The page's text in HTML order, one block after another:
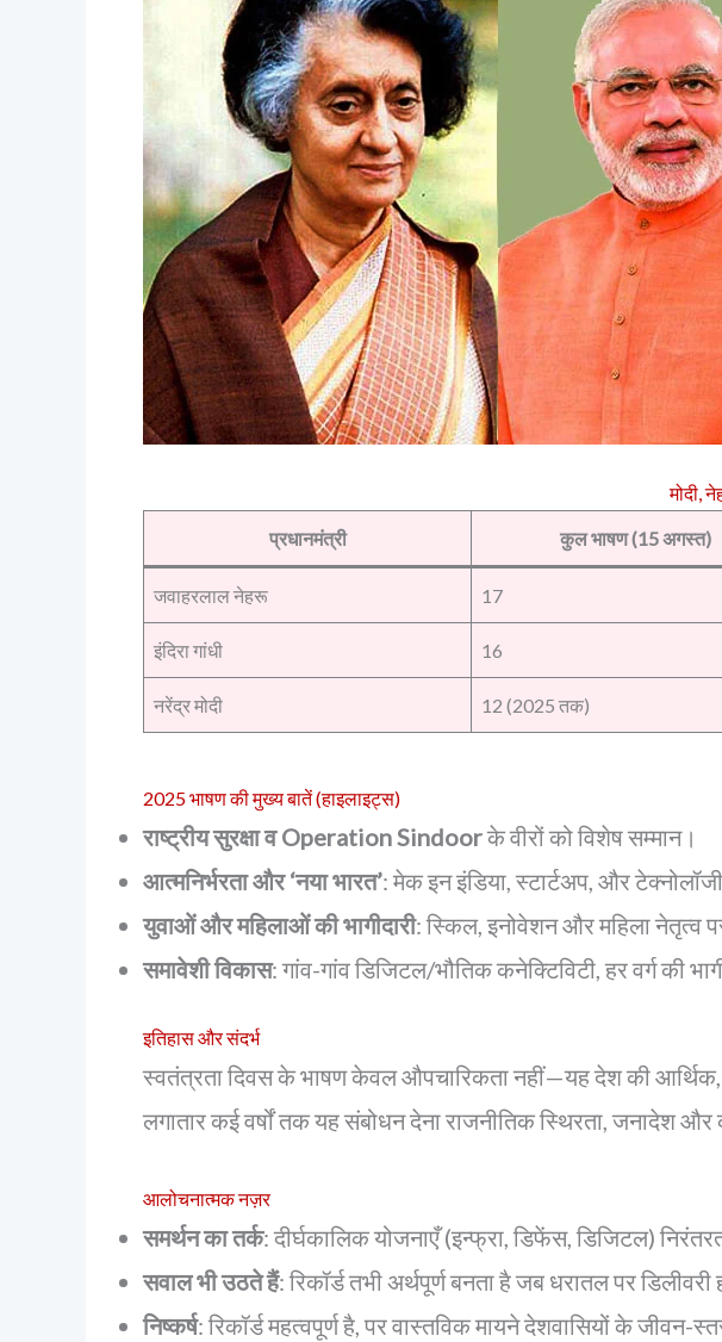
मोदी,
प्रधानमंत्री
कुल भाषण (15 अगस्त)
जवाहरलाल नेहरू 17
इंदिरा गांधी 16
नरेंद्र मोदी 12 (2025 तक)
2025 भाषण की मुख्य बातें (हाइलाइट्स)
राष्ट्रीय सुरक्षा व Operation Sindoorके वीरों को विशेष सम्मान।
आत्मनिर्भरता और ‘नया भारत’: मेक इन इंडिया, स्टार्टअप, और
युवाओं और महिलाओं की भागीदारी: स्किल, इनोवेशन और महिला नेतृत्व
समावेशी विकास: गांव-गांव डिजिटल/भौतिक कनेक्टिविटी, हर वर्ग की
इतिहास और संदर्भ
स्वतंत्रता दिवस के भाषण केवल औपचारिकता नहीं—यह देश की आर्थिक,
लगातार कई वर्षों तक यह संबोधन देना राजनीतिक स्थिरता, जनादेश और
आलोचनात्मक नज़र
समर्थन का तर्क: दीर्घकालिक योजनाएँ (इन्फ्रा, डिफेंस, डिजिटल)
सवाल भी उठते हैं: रिकॉर्ड तभी अर्थपूर्ण बनता है जब धरातल पर
निष्कर्ष: रिकॉर्ड महत्वपूर्ण है, पर वास्तविक मायने देशवासियों के जीवन-